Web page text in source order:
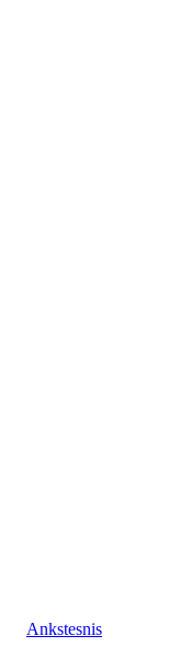
Ankstesnis